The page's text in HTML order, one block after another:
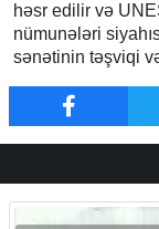
həsr edilir və
nümunələri
sənətinin təşviqi və